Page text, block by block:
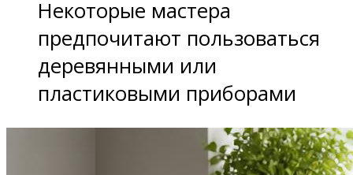
Некоторые мастера
предпочитают пользоваться
деревянными или
пластиковыми приборами